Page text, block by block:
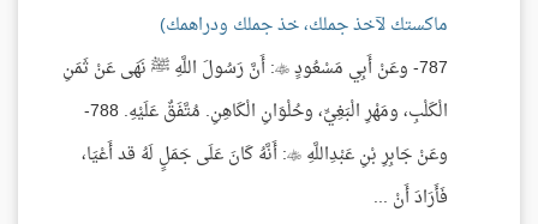
ماكستك لآخذ جملك، خذ جملك ودراهمك)
787- وعَنْ أَبِي مَسْعُودٍ : أَنَّ رَسُولَ اللَّهِ ﷺ نَهَى عَنْ ثَمَنِ
الْكَلْبِ، ومَهْرِ الْبَغِيِّ، وحُلْوَانِ الْكَاهِنِ. مُتَّفَقٌ عَلَيْهِ. 788-
وعَنْ جَابِرِ بْنِ عَبْدِاللَّهِ : أَنَّهُ كَانَ عَلَى جَمَلٍ لَهُ قد أَعْيَا،
فَأَرَادَ أَنْ ...